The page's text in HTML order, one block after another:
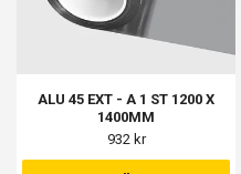
ALU 45 EXT - A 1 ST 1200 X
1400MM
932 kr